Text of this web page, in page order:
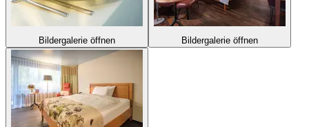
Bildergalerie öffnen Bildergalerie öffnen